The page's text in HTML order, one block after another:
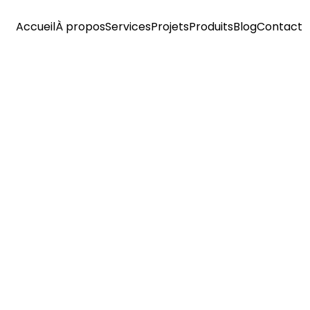
AccueilÀ proposServicesProjetsProduitsBlogContact